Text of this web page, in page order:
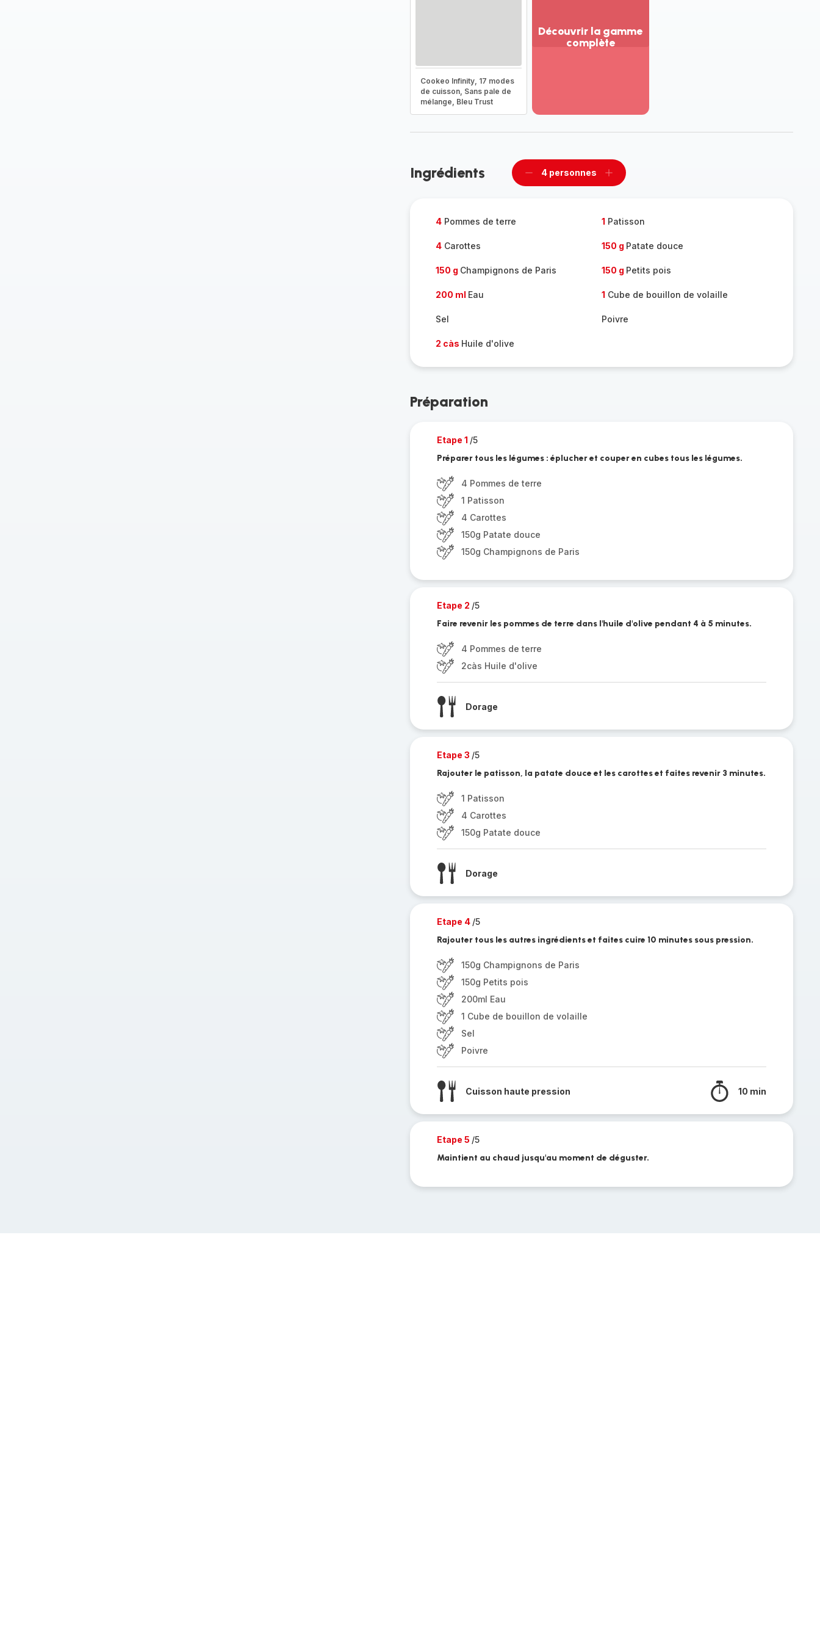
Cookeo Infinity, 17 modes
de cuisson, Sans pale de
mélange, Bleu Trust
Découvrir la gamme
complète
gamme
Ingrédients
Supprimer
4 personnes
Ajouter
4Pommes de terre 1 Patisson
4Carottes 150 g Patate douce
150 g Champignons de Paris 150 g Petits pois
200 ml Eau 1 Cube de bouillon de volaille
Sel Poivre
2 càs Huile d'olive
Préparation
Etape 1 /5
Préparer tous les légumes : éplucher et couper en cubes tous les légumes.
4 Pommes de terre
1 Patisson
4 Carottes
150g Patate douce
150g Champignons de Paris
Etape 2 /5
Faire revenir les pommes de terre dans l'huile d'olive pendant 4 à 5 minutes.
4 Pommes de terre
2càs Huile d'olive
Dorage
Etape 3 /5
Rajouter le patisson, la patate douce et les carottes et faites revenir 3 minutes.
1 Patisson
4 Carottes
150g Patate douce
Dorage
Etape 4 /5
Rajouter tous les autres ingrédients et faites cuire 10 minutes sous pression.
150g Champignons de Paris
150g Petits pois
200ml Eau
1 Cube de bouillon de volaille
Sel
Poivre
Cuisson haute pression 10 min
Etape 5 /5
Maintient au chaud jusqu'au moment de déguster.